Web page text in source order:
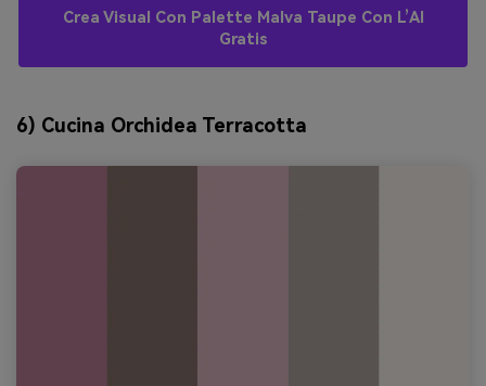
Crea Visual Con Palette Malva Taupe Con L’AI
Gratis
6) Cucina Orchidea Terracotta